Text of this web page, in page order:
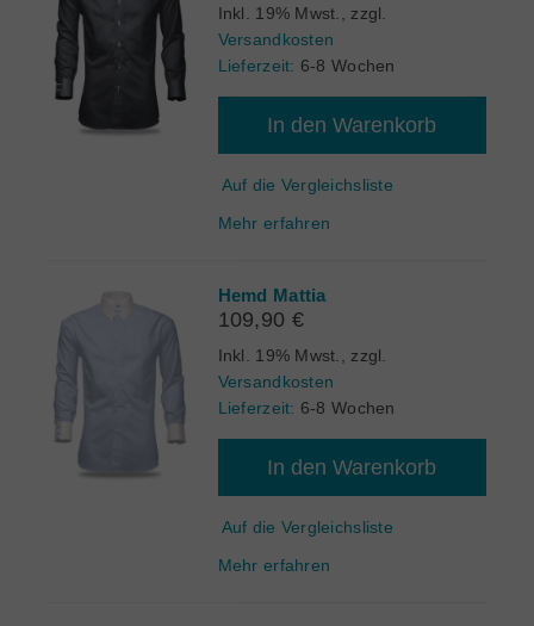
Inkl. 19% Mwst.
zzgl.
Versandkosten
Lieferzeit: 6-8 Wochen
In den Warenkorb
Auf die Vergleichsliste
Mehr erfahren
Hemd Mattia
109,90 €
Inkl. 19% Mwst.
zzgl.
Versandkosten
Lieferzeit: 6-8 Wochen
In den Warenkorb
Auf die Vergleichsliste
Mehr erfahren